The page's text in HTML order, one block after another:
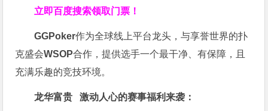
立即百度搜索领取门票！
GGPoker作为全球线上平台龙头，与享誉世界的扑
克盛会WSOP合作，提供选手一个最干净、有保障，且
充满乐趣的竞技环境。
龙华富贵 激动人心的赛事福利来袭：